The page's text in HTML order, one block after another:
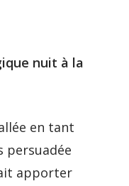
nuit à la
en tant
persuadée
apporter